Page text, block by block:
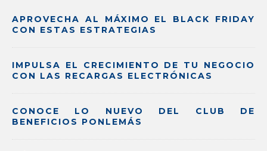
APROVECHA AL MÁXIMO EL BLACK FRIDAY
CON ESTAS ESTRATEGIAS
IMPULSA EL CRECIMIENTO DE TU NEGOCIO
CON LAS RECARGAS ELECTRÓNICAS
CONOCE LO NUEVO DEL CLUB DE
BENEFICIOS PONLEMÁS